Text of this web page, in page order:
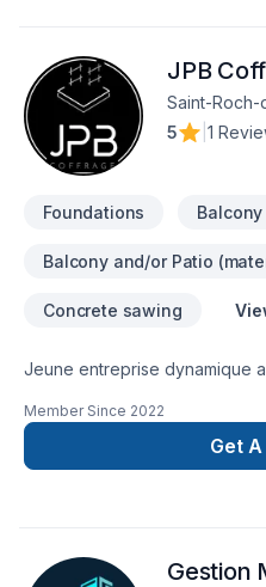
Isolation mur, Isolation sous-
Patio, Peinture, Plancher,
Rénovation générale,
Soudeur, Sous-sol, Tirage de
l'importance d'une approche
JPB
Saint-
5
1
Foundations
Balcony and/or Patio
Concrete sawing
Jeune entreprise dynamique
(escalier/mur/muret/dalle/
Member Since 2022
Get
Gestion